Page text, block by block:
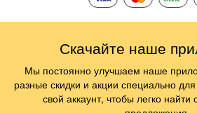
Скачайте наше
Мы постоянно улучшаем наше
разные скидки и акции специально
свой аккаунт, чтобы легко